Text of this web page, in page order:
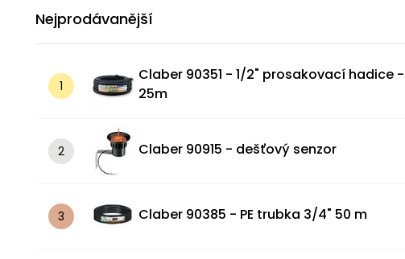
Nejprodávanější
Claber 90351 - 1/2" prosakovací hadice -
25m
Claber 90915 - dešťový senzor
Claber 90385 - PE trubka 3/4" 50 m